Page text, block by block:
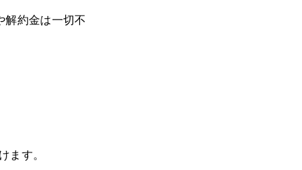
解約金は一切不
ます。